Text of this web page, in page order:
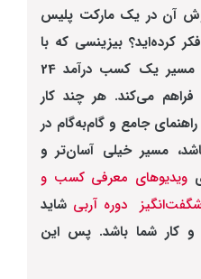
آن در یک مارکت پلیس
کرده‌اید؟ بیزینسی که با
آزادی از المان زمان و مکان مسیر یک کسب درآمد 24
فراهم می‌کند. هر چند کار
جامع و گام‌به‌گام در
مسیر خیلی آسان‌تر و
ویدیوهای معرفی کسب و
دوره آربی شاید
کار شما باشد. پس این